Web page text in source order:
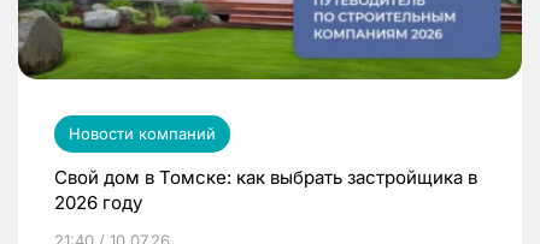
Новости компаний
Свой дом в Томске: как выбрать застройщика в
2026 году